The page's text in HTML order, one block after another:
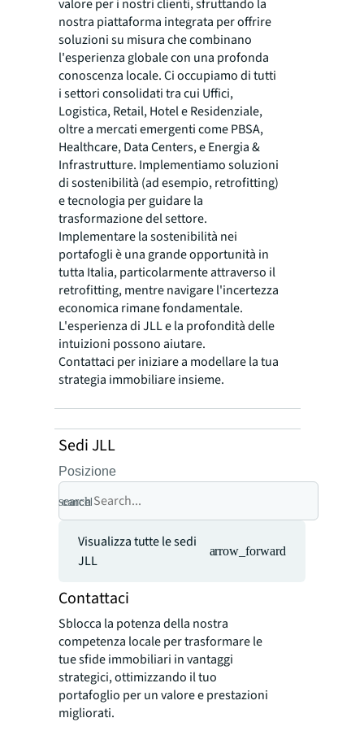
valore per i nostri clienti, sfruttando la
nostra piattaforma integrata per offrire
soluzioni su misura che combinano
l'esperienza globale con una profonda
conoscenza locale. Ci occupiamo di tutti
i settori consolidati tra cui Uffici,
Logistica, Retail, Hotel e Residenziale,
oltre a mercati emergenti come PBSA,
Healthcare, Data Centers, e Energia &
Infrastrutture. Implementiamo soluzioni
di sostenibilità (ad esempio, retrofitting)
e tecnologia per guidare la
trasformazione del settore.
Implementare la sostenibilità nei
portafogli è una grande opportunità in
tutta Italia, particolarmente attraverso il
retrofitting, mentre navigare l'incertezza
economica rimane fondamentale.
L'esperienza di JLL e la profondità delle
intuizioni possono aiutare.
Contattaci per iniziare a modellare la tua
strategia immobiliare insieme.
Sedi JLL
Posizione
search
cancel
Visualizza tutte le sedi
JLL
arrow_forward
Contattaci
Sblocca la potenza della nostra
competenza locale per trasformare le
tue sfide immobiliari in vantaggi
strategici, ottimizzando il tuo
portafoglio per un valore e prestazioni
migliorati.